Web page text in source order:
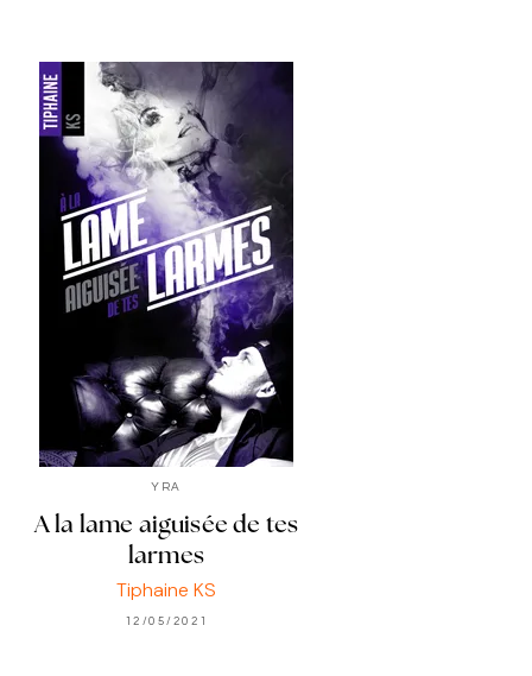
YRA
A la lame aiguisée de tes
larmes
Tiphaine KS
12/05/2021